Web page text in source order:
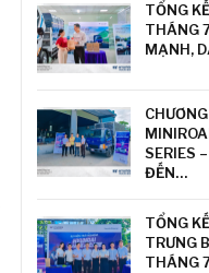
TỔNG
THÁNG
MẠNH,
SERIES
ĐẾN…
TỔNG
TRƯNG
THÁNG